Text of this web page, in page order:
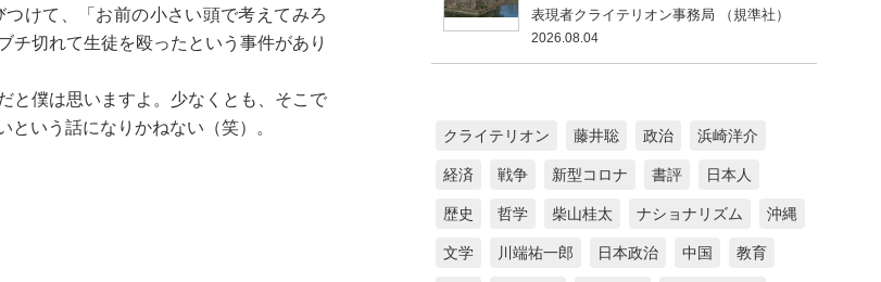
けて、「お前の小さい頭で考えてみろ
チ切れて生徒を殴ったという事件があり
と僕は思いますよ。少なくとも、そこで
いう話になりかねない（笑）。
表現者クライテリオン事務局 （規準社）
2026.08.04
クライテリオン 藤井聡 政治 浜崎洋介
経済 戦争 新型コロナ 書評 日本人
歴史 哲学 柴山桂太 ナショナリズム 沖縄
文学 川端祐一郎 日本政治 中国 教育